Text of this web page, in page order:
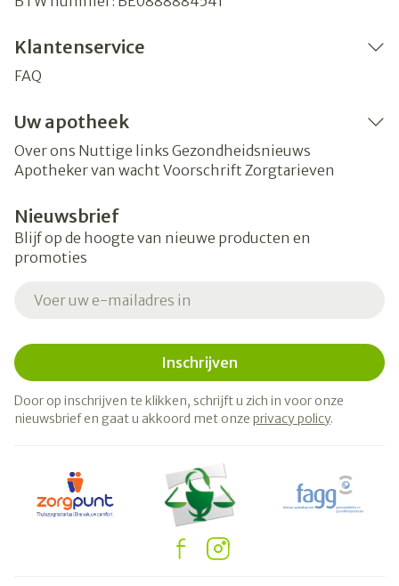
Klantenservice
FAQ
Uw apotheek
Over ons Nuttige links Gezondheidsnieuws
Apotheker van wacht Voorschrift Zorgtarieven
Nieuwsbrief
Blijf op de hoogte van nieuwe producten en
promoties
Inschrijven
Door op inschrijven te klikken, schrijft u zich in voor onze
nieuwsbrief en gaat u akkoord met onze privacy policy.